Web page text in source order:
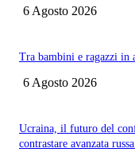
6 Agosto 2026
Tra bambini e ragazzi in
6 Agosto 2026
Ucraina, il futuro del
contrastare avanzata